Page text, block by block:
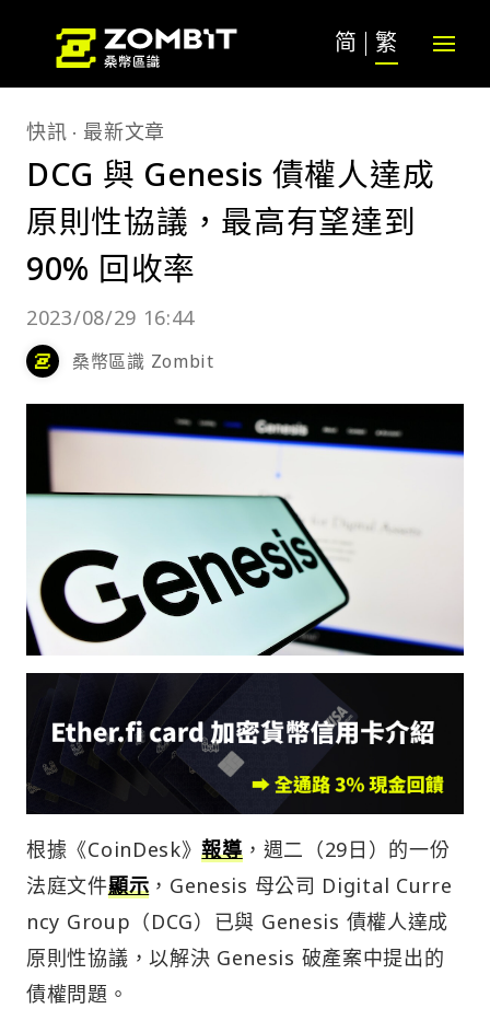
简 繁
快訊 最新文章
DCG 與 Genesis 債權人達成
原則性協議，最高有望達到
90% 回收率
2023/08/29 16:44
桑幣區識 Zombit
根據《CoinDesk》報導，週二（29日）的一份
法庭文件顯示 ，Genesis 母公司 Digital Curre
ncy Group（DCG）已與 Genesis 債權人達成
原則性協議，以解決 Genesis 破產案中提出的
債權問題。